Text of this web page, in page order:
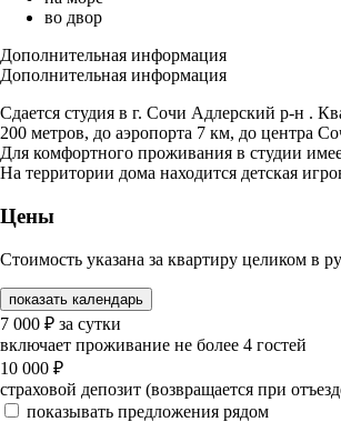
во двор
Дополнительная информация
Дополнительная информация
Сдается студия в г. Сочи Адлерский р-н .
200 метров, до аэропорта 7 км, до центра
Для комфортного проживания в студии
На территории дома находится детская
Цены
Стоимость указана за квартиру целиком в
показать календарь
7 000 ₽ за сутки
включает проживание не более 4 гостей
10 000 ₽
страховой депозит (возвращается при
показывать предложения рядом